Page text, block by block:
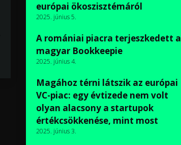
európai ökoszisztémáról
2025. június 5.
A romániai piacra terjeszkedett a
magyar Bookkeepie
2025. június 4.
Magához térni látszik az európai
VC-piac: egy évtizede nem volt
olyan alacsony a startupok
értékcsökkenése, mint most
2025. június 3.